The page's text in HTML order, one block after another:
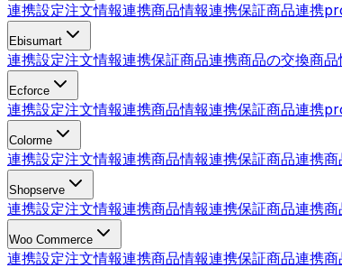
連携設定注文情報連携商品情報連携保証商品連携
Ebisumart
連携設定注文情報連携保証商品連携商品の交換商品
Ecforce
連携設定注文情報連携商品情報連携保証商品連携
Colorme
連携設定注文情報連携商品情報連携保証商品連携商
Shopserve
連携設定注文情報連携商品情報連携保証商品連携商
Woo Commerce
連携設定注文情報連携商品情報連携保証商品連携商